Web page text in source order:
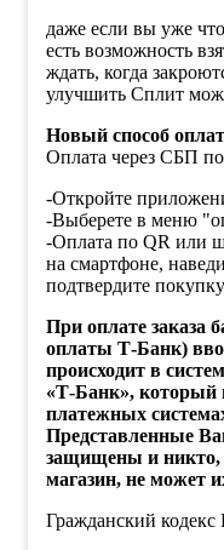
даже если вы уже
есть возможность
ждать, когда
улучшить Сплит
Новый способ
Оплата через СБП
-Откройте
-Выберете в меню
-Оплата по QR или
на смартфоне,
подтвердите
При оплате заказа
оплаты Т-Банк)
происходит в
«Т-Банк», который
платежных
Представленные
защищены и никто,
магазин, не может
Гражданский кодекс